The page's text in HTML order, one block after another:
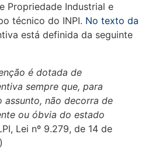
Propriedade Industrial e
técnico do INPI. No texto da
está definida da seguinte
é dotada de
sempre que, para
assunto, não decorra de
ou óbvia do estado
Lei nº 9.279, de 14 de